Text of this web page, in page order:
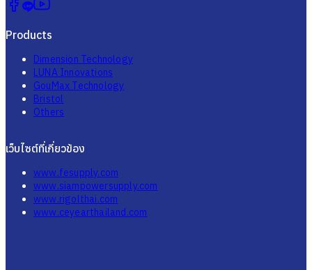
Products
Dimension Technology
LUNA Innovations
GouMax Technology
Bristol
Others
เว็บไซต์ที่เกี่ยวข้อง
www.fesupply.com
www.siampowersupply.com
www.rigolthai.com
www.ceyearthailand.com